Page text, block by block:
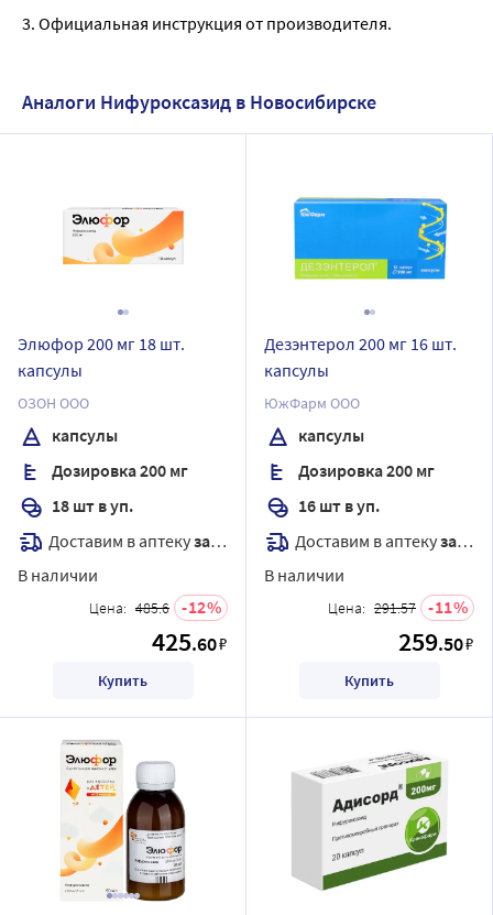
3. Официальная инструкция от производителя.
Аналоги Нифуроксазид в Новосибирске
Элюфор 200 мг 18 шт.
капсулы
ОЗОН ООО
капсулы
Дозировка 200 мг
18 шт в уп.
Доставим в аптекузавтра
В наличии
Цена: 485.6 12
425.60₽
Купить
Дезэнтерол 200 мг 16 шт.
капсулы
ЮжФарм ООО
капсулы
Дозировка 200 мг
16 шт в уп.
Доставим в аптекузавтра
В наличии
Цена: 291.57 11
259.50₽
Купить